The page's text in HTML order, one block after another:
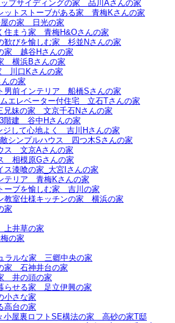
プサイディングの家＿品川Aさんの家
ットストーブがある家＿青梅Kさんの家
の家＿日光の家
住まう家＿青梅H&Oさんの家
歓びを愉しむ家＿杉並Nさんの家
家＿越谷Hさんの家
＿横浜Bさんの家
川口Kさんの家
の家
男前インテリア＿船橋Sさんの家
エレベーター付住宅＿立石Tさんの家
兄妹の家＿文京千石Nさんの家
建＿谷中Hさんの家
して心地よく＿吉川Hさんの家
シンプルハウス＿四つ木Sさんの家
ス＿文京Aさんの家
＿相模原Gさんの家
ス漆喰の家_大宮Iさんの家
テリア＿青梅Kさんの家
ーブを愉しむ家＿吉川の家
教室仕様キッチンの家＿横浜の家
家
上井草の家
の家
ラルな家＿三郷中央の家
家＿石神井台の家
＿井の頭の家
らせる家＿足立伊興の家
小さな家
高台の家
小屋裏ロフトSE構法の家＿高砂の家T邸